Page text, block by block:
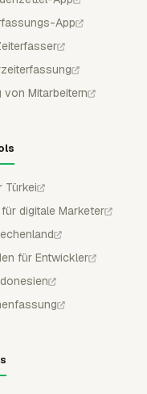
App
Mitarbeitern
Türkei
digitale Marketer
für Entwickler